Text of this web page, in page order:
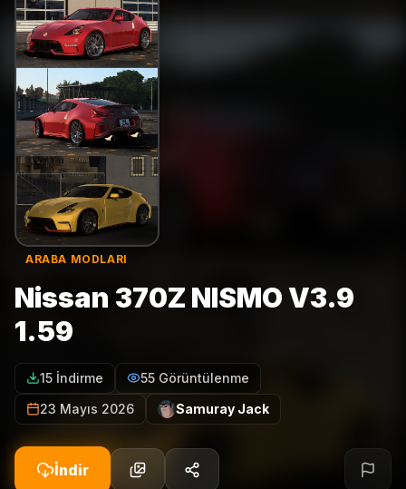
ARABA MODLARI
Nissan 370Z NISMO V3.9
1.59
15 İndirme
55 Görüntülenme
23 Mayıs 2026
Samuray Jack
İndir